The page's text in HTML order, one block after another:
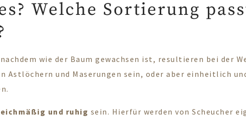
Welche Sortierung
wie der Baum gewachsen ist, resultieren bei der
Astlöchern und Maserungen sein, oder aber einheitlich
und ruhig sein. Hierfür werden von Scheucher